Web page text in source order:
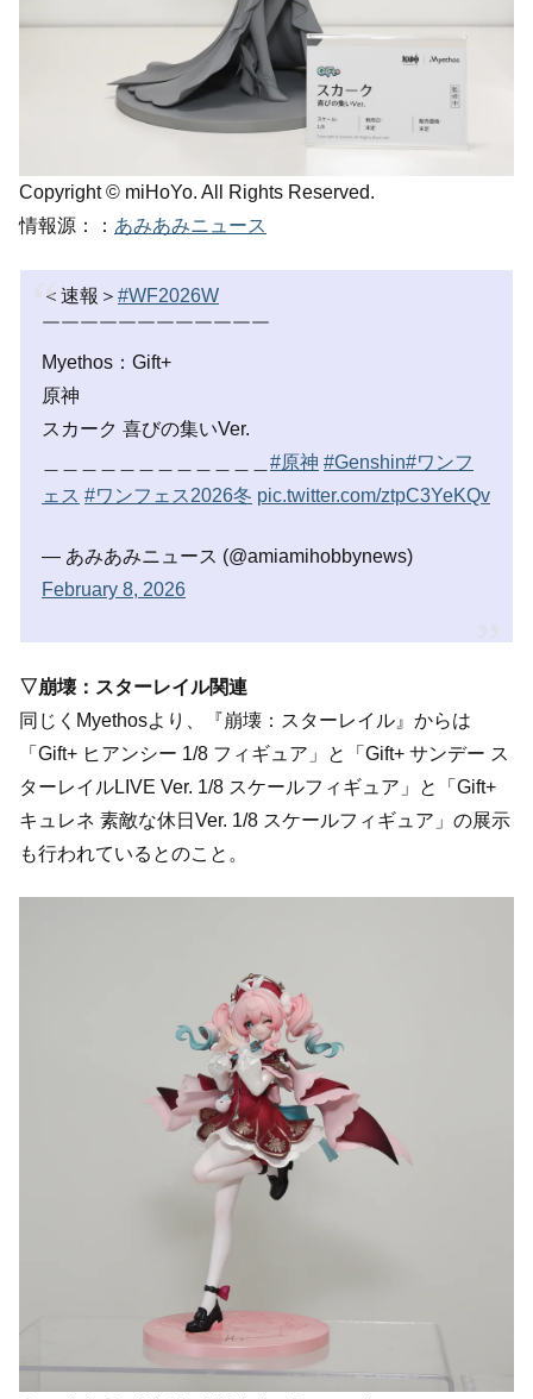
Copyright © miHoYo. All Rights Reserved.
情報源：： あみあみニュース
＜速報＞ #WF2026W
￣￣￣￣￣￣￣￣￣￣￣￣
Myethos：Gift+
原神
スカーク 喜びの集いVer.
#原神 #Genshin#ワンフ
ェス #ワンフェス2026冬 pic.twitter.com/ztpC3YeKQv
— あみあみニュース (@amiamihobbynews)
February 8, 2026
▽崩壊：スターレイル関連
同じくMyethosより、『崩壊：スターレイル』からは
「Gift+ ヒアンシー 1/8 フィギュア」と「Gift+ サンデー ス
ターレイルLIVE Ver. 1/8 スケールフィギュア」と「Gift+
キュレネ 素敵な休日Ver. 1/8 スケールフィギュア」の展示
も行われているとのこと。